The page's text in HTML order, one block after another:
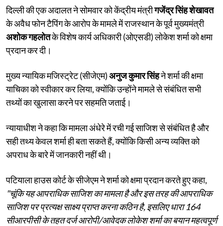
दिल्ली की एक अदालत ने सोमवार को केंद्रीय मंत्रीगजेंद्र सिंह शेखावत
के अवैध फोन टैपिंग के आरोप के मामले में राजस्थान के पूर्व मुख्यमंत्री
अशोक गहलोतके विशेष कार्य अधिकारी (ओएसडी) लोकेश शर्मा को क्षमा
प्रदान कर दी।
मुख्य न्यायिक मजिस्ट्रेट (सीजेएम)अनुज कुमार सिंहने शर्मा की क्षमा
याचिका को स्वीकार कर लिया, क्योंकि उन्होंने मामले से संबंधित सभी
तथ्यों का खुलासा करने पर सहमति जताई।
न्यायाधीश ने कहा कि मामला अंधेरे में रची गई साजिश से संबंधित है और
सही तथ्य केवल शर्मा ही बता सकते हैं, क्योंकि किसी अन्य व्यक्ति को
अपराध के बारे में जानकारी नहीं थी।
पटियाला हाउस कोर्ट के सीजेएम ने शर्मा को क्षमा प्रदान करते हुए कहा,
"चूंकि यह आपराधिक साजिश का मामला है और इस तरह की आपराधिक
साजिश पर प्रत्यक्ष साक्ष्य प्राप्त करना कठिन है, इसलिए धारा 164
सीआरपीसी के तहत दर्ज आरोपी/आवेदक लोकेश शर्मा का बयान महत्वपूर्ण